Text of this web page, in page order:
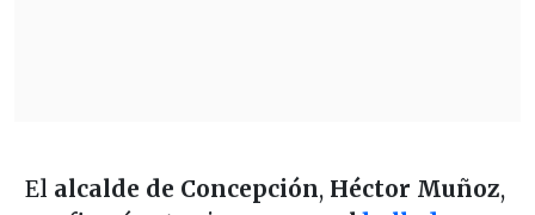
El alcalde de Concepción,Héctor Muñoz,